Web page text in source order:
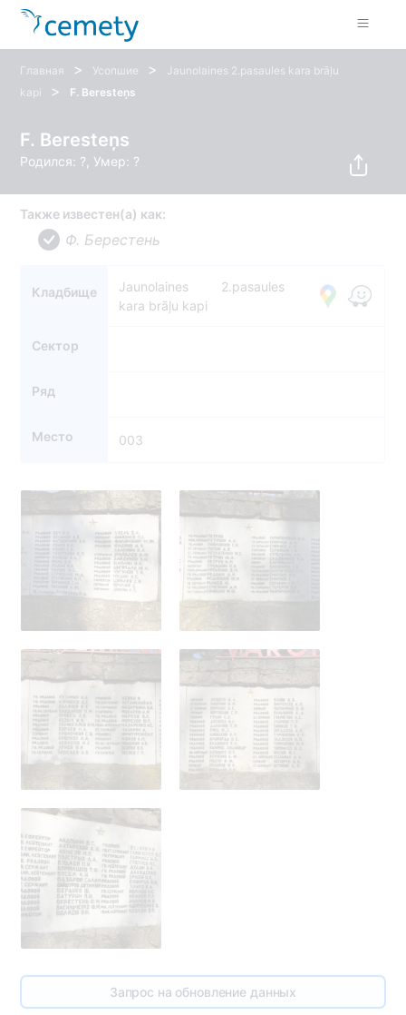
Главная > Усопшие >
Jaunolaines 2.pasaules kara brāļu
kapi
> F. Beresteņs
F. Beresteņs
Родился: ?, Умер: ?
Также известен(а) как:
Ф. Берестень
Кладбище
Jaunolaines 2.pasaules
kara brāļu kapi
Сектор
Ряд
Место 003
Запрос на обновление данных
3